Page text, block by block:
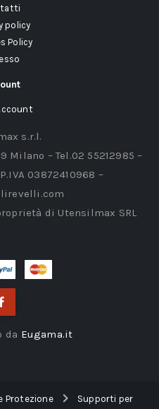
policy
Policy
s.r.l.
Milano – Tel.02 55212985 –
03872410968 –
di Utensilmax SRL
da Eugama.it
Protezione Supporti per